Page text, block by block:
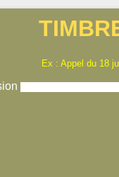
Ex : Appel du 18